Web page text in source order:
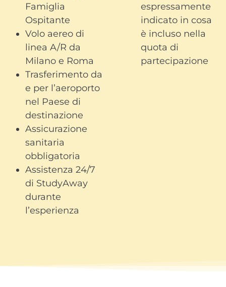
Famiglia
Ospitante
Volo aereo di
linea A/R da
Milano e Roma
Trasferimento da
e per l’aeroporto
nel Paese di
destinazione
Assicurazione
sanitaria
obbligatoria
Assistenza 24/7
di StudyAway
durante
l’esperienza
espressamente
indicato in cosa
è incluso nella
quota di
partecipazione